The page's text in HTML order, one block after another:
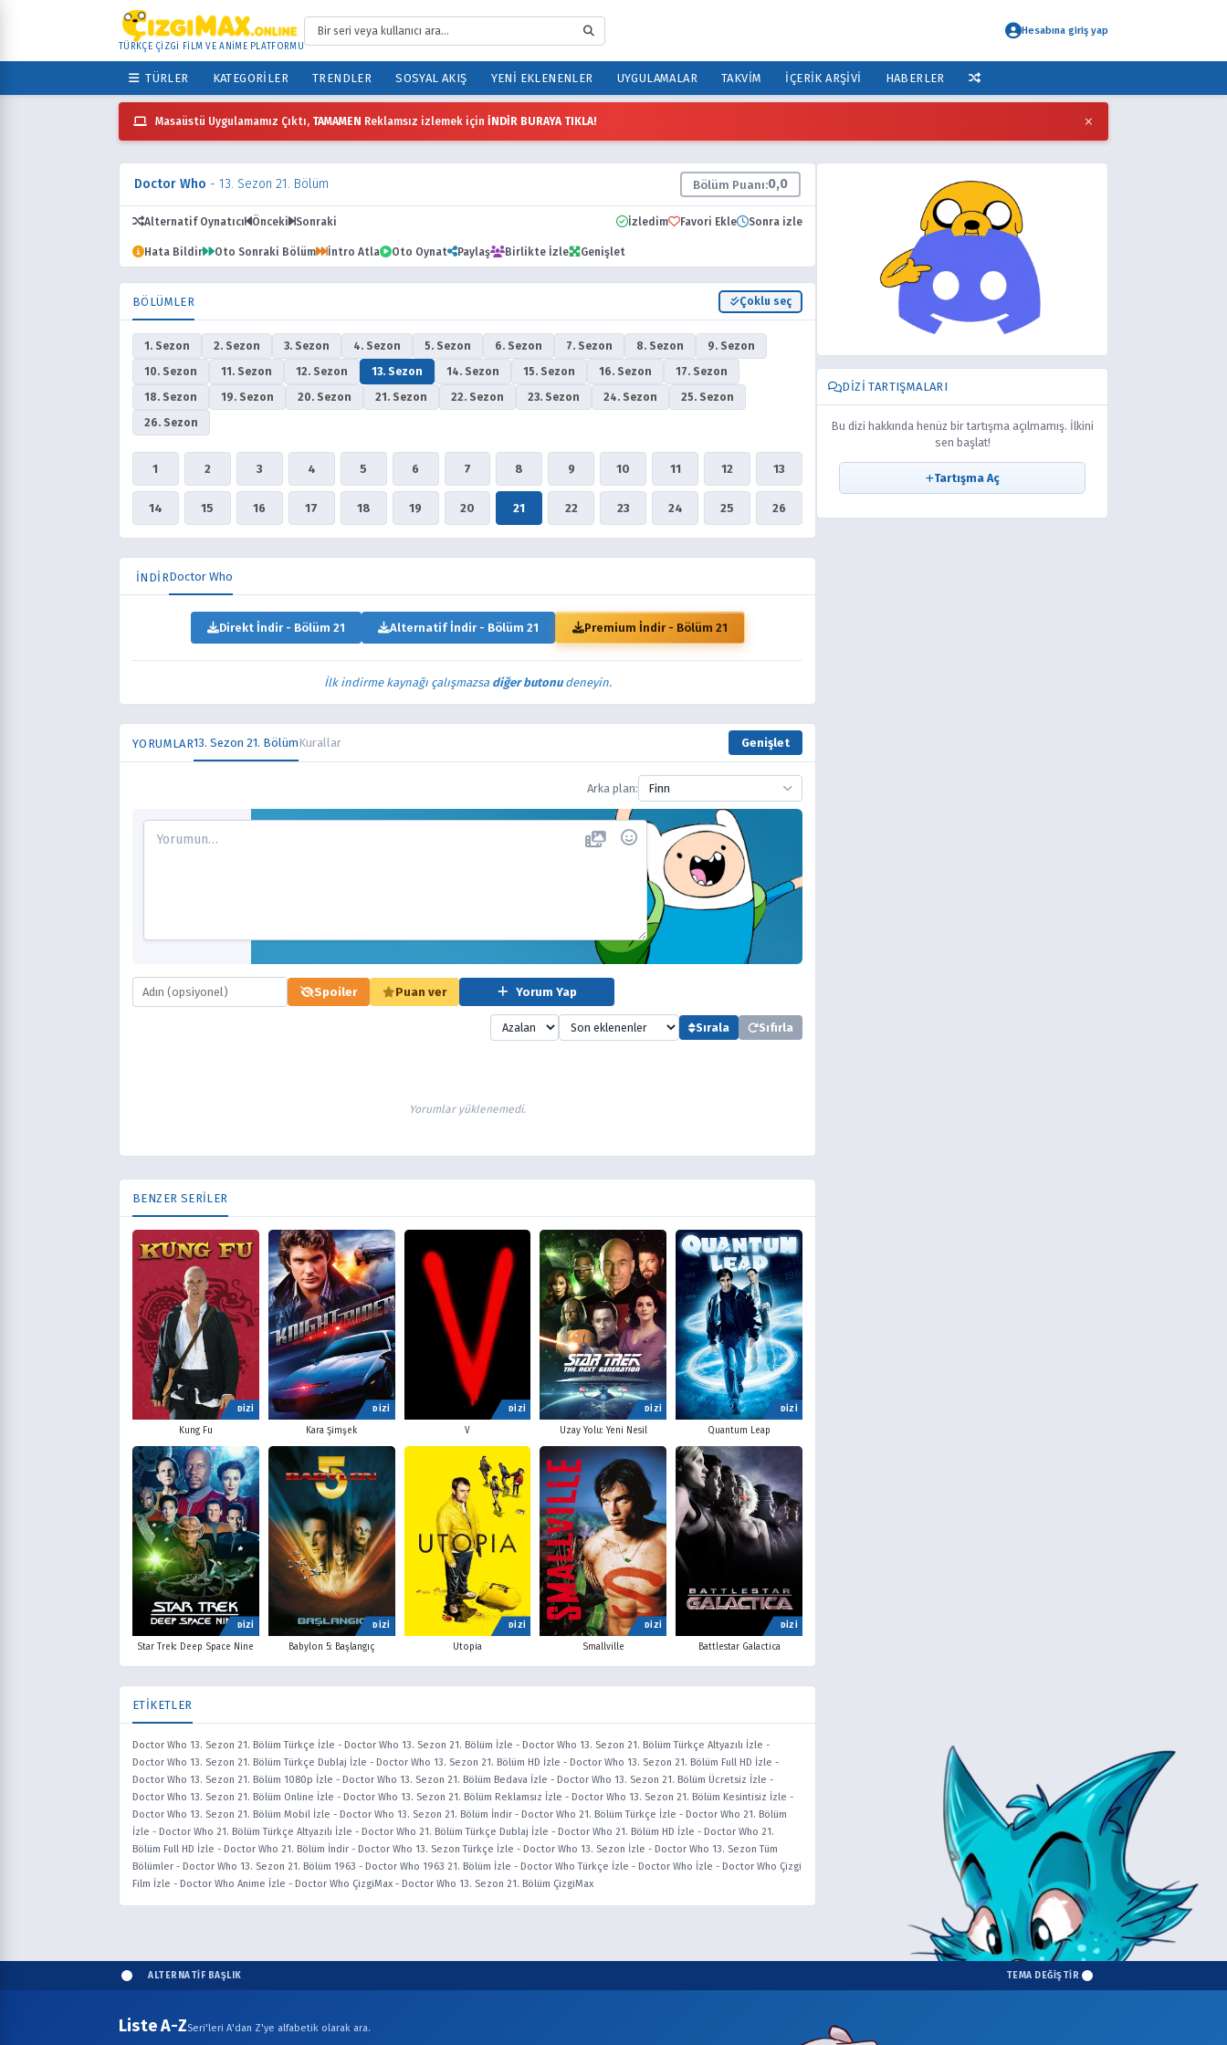
TÜRKÇE ÇİZGİ FİLM VE ANİME PLATFORMU
Hesabına giriş yap
TÜRLER KATEGORILER TRENDLER SOSYAL AKIŞ YENI EKLENENLER UYGULAMALAR TAKVIM İÇERIK ARŞIVI HABERLER
Masaüstü Uygulamamız Çıktı, TAMAMEN Reklamsız izlemek için İNDİR BURAYA TIKLA! ×
Doctor Who - 13. Sezon 21. Bölüm Bölüm Puanı:0,0
Alternatif Oynatıcı Önceki Sonraki İzledim Favori Ekle Sonra izle
Hata Bildir Oto Sonraki Bölüm İntro Atla Oto Oynat Paylaş Birlikte İzle Genişlet
BÖLÜMLER Çoklu seç
1. Sezon 2. Sezon 3. Sezon 4. Sezon 5. Sezon 6. Sezon 7. Sezon 8. Sezon
9. Sezon
10. Sezon
11. Sezon 12. Sezon 13. Sezon 14. Sezon 15. Sezon 16. Sezon
17. Sezon
18. Sezon
19. Sezon 20. Sezon 21. Sezon 22. Sezon 23. Sezon 24. Sezon
25. Sezon
26. Sezon
1 2 3 4 5 6 7 8 9 10 11 12 13
14 15 16 17 18 19 20 21 22 23 24 25 26
İNDİRDoctor Who
Direkt İndir - Bölüm 21 Alternatif İndir - Bölüm 21 Premium İndir - Bölüm 21
İlk indirme kaynağı çalışmazsa diğer butonudeneyin.
YORUMLAR13. Sezon 21. BölümKurallar Genişlet
Arka plan: Finn
Spoiler Puan ver Yorum Yap
Sırala Sıfırla
Yorumlar yüklenemedi.
BENZER SERİLER
DİZİ
Kung Fu
DİZİ
Kara Şimşek
DİZİ
V
DİZİ
Uzay Yolu: Yeni Nesil
DİZİ
Quantum Leap
DİZİ
Star Trek: Deep Space Nine
DİZİ
Babylon 5: Başlangıç
DİZİ
Utopia
DİZİ
Smallville
DİZİ
Battlestar Galactica
ETİKETLER
Doctor Who 13. Sezon 21. Bölüm Türkçe İzle - Doctor Who 13. Sezon 21. Bölüm İzle - Doctor Who 13. Sezon 21. Bölüm Türkçe Altyazılı İzle -
Doctor Who 13. Sezon 21. Bölüm Türkçe Dublaj İzle - Doctor Who 13. Sezon 21. Bölüm HD İzle - Doctor Who 13. Sezon 21. Bölüm Full HD İzle -
Doctor Who 13. Sezon 21. Bölüm 1080p İzle - Doctor Who 13. Sezon 21. Bölüm Bedava İzle - Doctor Who 13. Sezon 21. Bölüm Ücretsiz İzle -
Doctor Who 13. Sezon 21. Bölüm Online İzle - Doctor Who 13. Sezon 21. Bölüm Reklamsız İzle - Doctor Who 13. Sezon 21. Bölüm Kesintisiz İzle -
Doctor Who 13. Sezon 21. Bölüm Mobil İzle - Doctor Who 13. Sezon 21. Bölüm İndir - Doctor Who 21. Bölüm Türkçe İzle - Doctor Who 21. Bölüm
İzle - Doctor Who 21. Bölüm Türkçe Altyazılı İzle - Doctor Who 21. Bölüm Türkçe Dublaj İzle - Doctor Who 21. Bölüm HD İzle - Doctor Who 21.
Bölüm Full HD İzle - Doctor Who 21. Bölüm İndir - Doctor Who 13. Sezon Türkçe İzle - Doctor Who 13. Sezon İzle - Doctor Who 13. Sezon Tüm
Bölümler - Doctor Who 13. Sezon 21. Bölüm 1963 - Doctor Who 1963 21. Bölüm İzle - Doctor Who Türkçe İzle - Doctor Who İzle - Doctor Who Çizgi
Film İzle - Doctor Who Anime İzle - Doctor Who ÇizgiMax - Doctor Who 13. Sezon 21. Bölüm ÇizgiMax
DIZI TARTIŞMALARI
Bu dizi hakkında henüz bir tartışma açılmamış. İlkini
sen başlat!
Tartışma Aç
ALTERNATİF BAŞLIK TEMA DEĞİŞTİR
Liste A-ZSeri'leri A'dan Z'ye alfabetik olarak ara.